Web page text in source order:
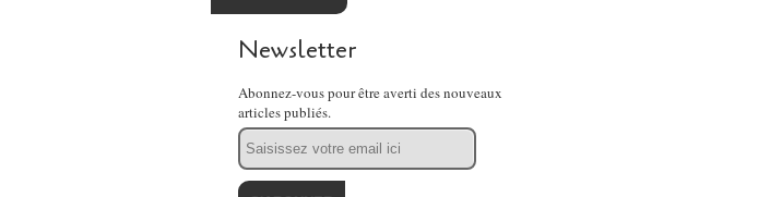
Newsletter
Abonnez-vous pour être averti des nouveaux
articles publiés.
Email